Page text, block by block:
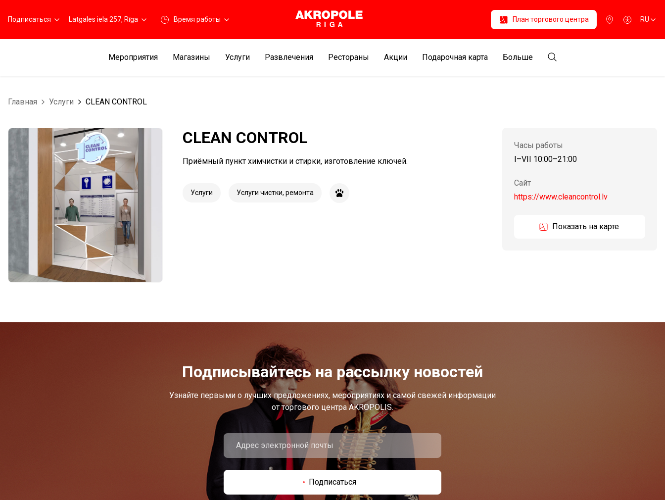
Подписаться Latgales iela 257, Rīga Время работы План торгового центра RU
Мероприятия Магазины Услуги Развлечения Рестораны Aкции Подарочная карта Больше
Главная Услуги CLEAN CONTROL
CLEAN CONTROL
Приёмный пункт химчистки и стирки, изготовление ключей.
Услуги Услуги чистки, ремонта
Часы работы
I–VII 10:00–21:00
Сайт
https://www.cleancontrol.lv
Показать на карте
Подписывайтесь на рассылку новостей
Узнайте первыми о лучших предложениях, мероприятиях и самой свежей информации
от торгового центра AKROPOLIS.
Подписаться